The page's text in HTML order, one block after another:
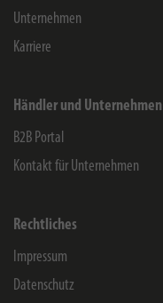
Unternehmen
Karriere
Händler und Unternehmen
B2B Portal
Kontakt für Unternehmen
Rechtliches
Impressum
Datenschutz